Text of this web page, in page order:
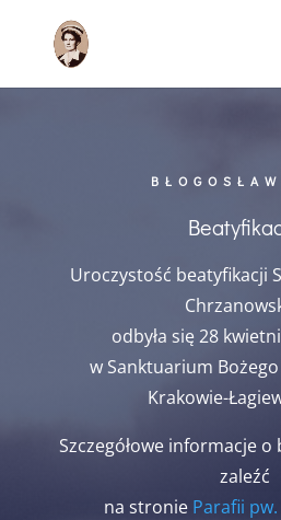
Uroczystość beatyfikacji
odbyła się 28
w Sanktuarium
Krakowie-
Szczegółowe informacje
zaleźć
na stronie Parafii pw.